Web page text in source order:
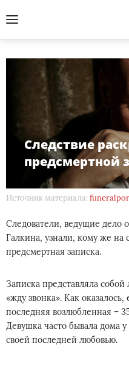
Следствие
предсмертной
Источник материала:
Следователи, ведущие дело
Галкина, узнали, кому же
предсмертная записка.
Записка представляла
«жду звонка». Как оказалось,
последняя возлюбленная –
Девушка часто бывала дома
своей последней любовью.